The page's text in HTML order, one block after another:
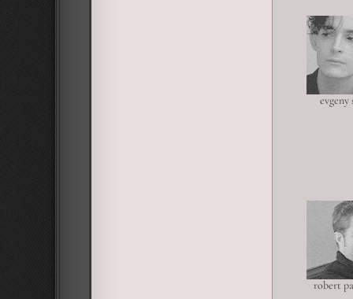
evgeny
robert